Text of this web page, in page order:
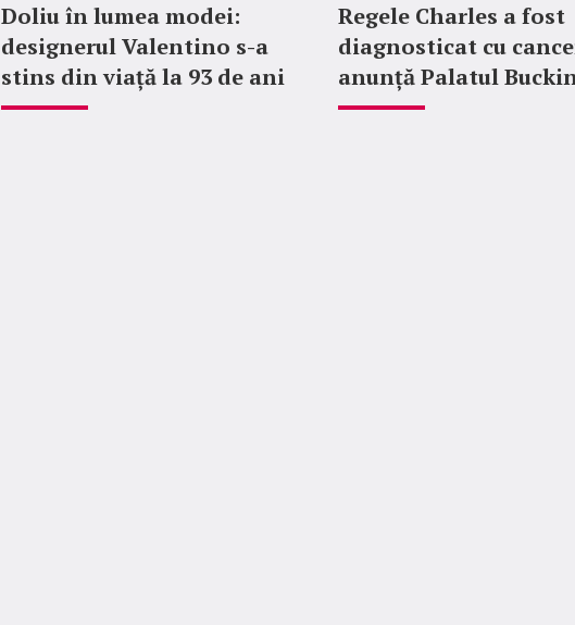
Doliu în lumea modei:
designerul Valentino s-a
stins din viață la 93 de ani
Regele Charles a fost
diagnosticat cu
anunță Palatul